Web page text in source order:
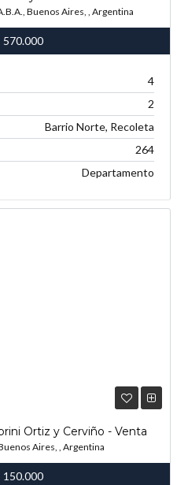
Buenos Aires, , Argentina
570.000
4
2
Barrio Norte, Recoleta
264
Departamento
Ortiz y Cerviño - Venta
Aires, , Argentina
150.000